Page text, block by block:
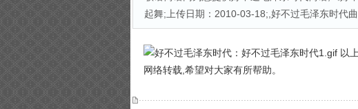
起舞;上传日期：2010-03-18;,好不过毛泽东时代
以
网络转载,希望对大家有所帮助。